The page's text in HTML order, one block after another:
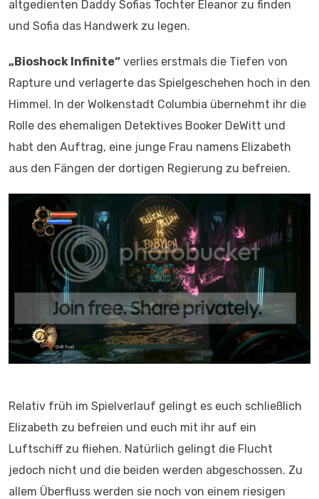
altgedienten Daddy Sofias Tochter Eleanor zu finden
und Sofia das Handwerk zu legen.
„Bioshock Infinite“ verlies erstmals die Tiefen von
Rapture und verlagerte das Spielgeschehen hoch in den
Himmel. In der Wolkenstadt Columbia übernehmt ihr die
Rolle des ehemaligen Detektives Booker DeWitt und
habt den Auftrag, eine junge Frau namens Elizabeth
aus den Fängen der dortigen Regierung zu befreien.
Relativ früh im Spielverlauf gelingt es euch schließlich
Elizabeth zu befreien und euch mit ihr auf ein
Luftschiff zu fliehen. Natürlich gelingt die Flucht
jedoch nicht und die beiden werden abgeschossen. Zu
allem Überfluss werden sie noch von einem riesigen